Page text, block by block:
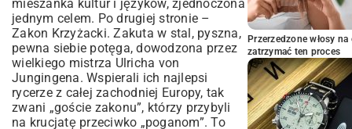
naprawdę musisz
mieszanka kultur i języków, zjednoczona
jednym celem. Po drugiej stronie –
Zakon Krzyżacki. Zakuta w stal, pyszna,
pewna siebie potęga, dowodzona przez
wielkiego mistrza Ulricha von
Jungingena. Wspierali ich najlepsi
rycerze z całej zachodniej Europy, tak
zwani „goście zakonu”, którzy przybyli
na krucjatę przeciwko „poganom”. To
Przerzedzone włosy
zatrzymać ten proces